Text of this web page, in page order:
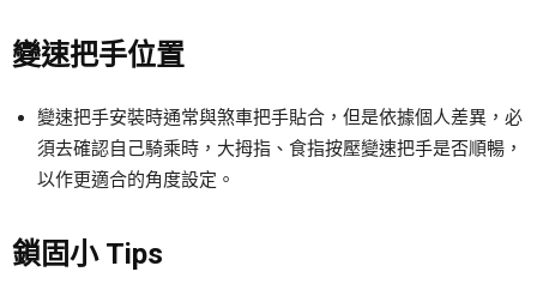
變速把手位置
變速把手安裝時通常與煞車把手貼合，但是依據個人差異，必
須去確認自己騎乘時，大拇指、食指按壓變速把手是否順暢，
以作更適合的角度設定。
鎖固小 Tips